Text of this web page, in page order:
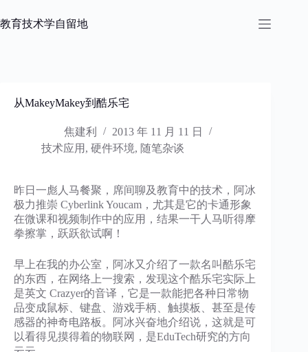
过
教育技术学自留地
从MakeyMakey到酷乐宅
焦建利
2013 年 11 月 11 日
技术应用 , 硬件环境, 随笔杂谈
昨日一彪人马餐聚，席间聊及教育中的技术，阿冰
极力推崇 Cyberlink Youcam，尤其是它的卡通形象
在微课和视频制作中的应用，结果一干人马听得摩
拳擦掌，跃跃欲试啊！
早上在我的办公室，阿冰又介绍了一款名叫酷乐宅
的东西，在网络上一搜索，发现这个酷乐宅实际上
是英文 Crazyer的音译，它是一款能把各种日常物
品变成鼠标、键盘、游戏手柄、触摸板、甚至是传
感器的神奇电路板。阿冰兴奋地介绍说，这就是可
以看得见摸得着的物联网，是EduTech研究的方向